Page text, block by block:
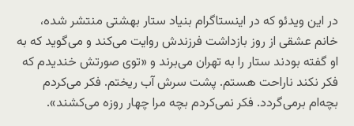
در این ویدئو که در اینستاگرام بنیاد ستار بهشتی منتشر شده،
خانم عشقی از روز بازداشت فرزندش روایت می‌کند و می‌گوید که به
او گفته بودند ستار را به تهران می‌برند و «توی صورتش خندیدم که
فکر نکند ناراحت هستم. پشت سرش آب ریختم. فکر می‌کردم
بچه‌ام برمی‌گردد. فکر نمی‌کردم بچه مرا چهار روزه می‌کشند».